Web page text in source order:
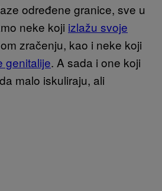
određene granice, sve u
neke koji izlažu svoje
zračenju, kao i neke koji
genitalije. A sada i one koji
malo iskuliraju, ali